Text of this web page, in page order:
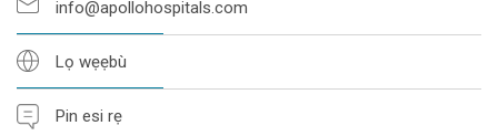
info@apollohospitals.com
Lọ wẹẹbù
Pin esi rẹ